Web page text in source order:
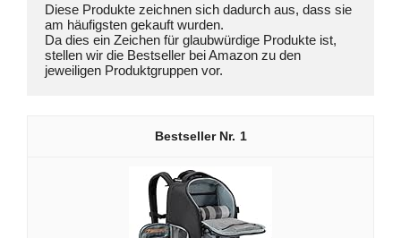
Diese Produkte zeichnen sich dadurch aus, dass sie
am häufigsten gekauft wurden.
Da dies ein Zeichen für glaubwürdige Produkte ist,
stellen wir die Bestseller bei Amazon zu den
jeweiligen Produktgruppen vor.
1